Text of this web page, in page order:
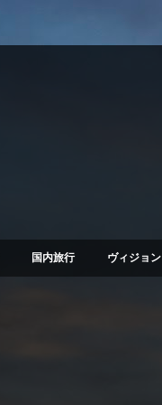
国内旅行 ヴィジョン